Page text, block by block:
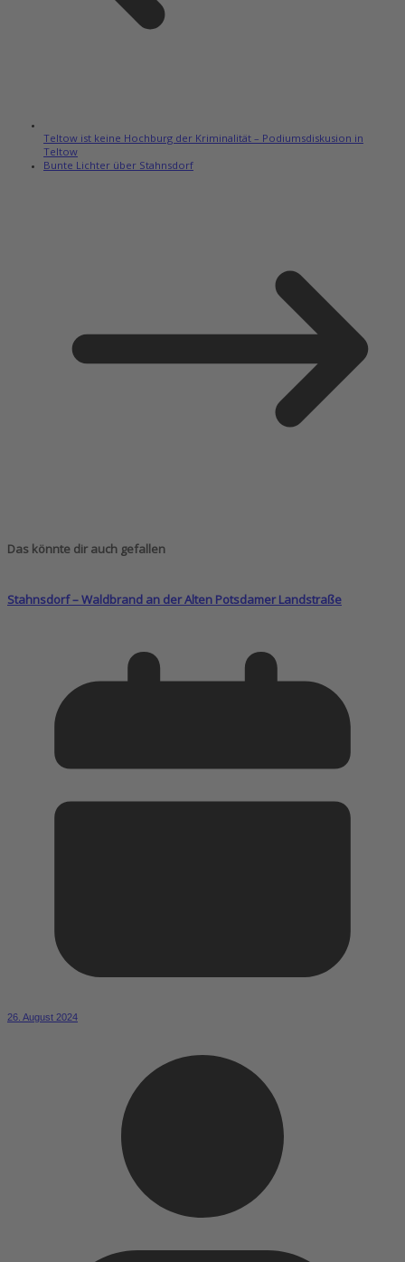
Teltow ist keine Hochburg der Kriminalität – Podiumsdiskusion in
Teltow
Bunte Lichter über Stahnsdorf
Das könnte dir auch gefallen
Stahnsdorf – Waldbrand an der Alten Potsdamer Landstraße
26. August 2024